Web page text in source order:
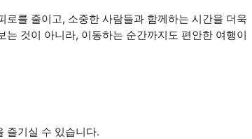
를 줄이고, 소중한 사람들과 함께하는 시간을 더욱
것이 아니라, 이동하는 순간까지도 편안한 여행이
즐기실 수 있습니다.